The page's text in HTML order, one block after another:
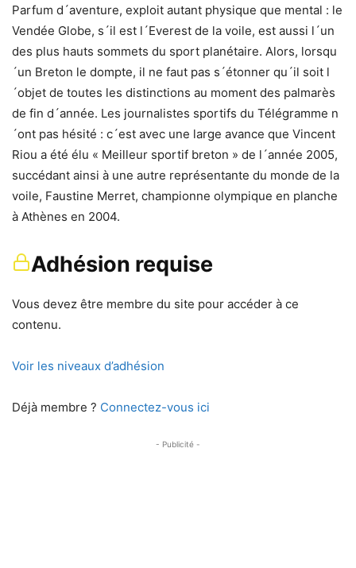
Parfum d´aventure, exploit autant physique que mental : le
Vendée Globe, s´il est l´Everest de la voile, est aussi l´un
des plus hauts sommets du sport planétaire. Alors, lorsqu
´un Breton le dompte, il ne faut pas s´étonner qu´il soit l
´objet de toutes les distinctions au moment des palmarès
de fin d´année. Les journalistes sportifs du Télégramme n
´ont pas hésité : c´est avec une large avance que Vincent
Riou a été élu « Meilleur sportif breton » de l´année 2005,
succédant ainsi à une autre représentante du monde de la
voile, Faustine Merret, championne olympique en planche
à Athènes en 2004.
Adhésion requise
Vous devez être membre du site pour accéder à ce
contenu.
Voir les niveaux d’adhésion
Déjà membre ? Connectez-vous ici
- Publicité -